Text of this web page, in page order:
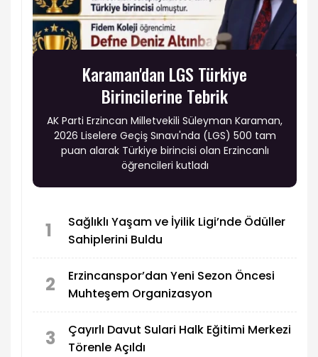
Karaman'dan LGS Türkiye
Birincilerine Tebrik
AK Parti Erzincan Milletvekili Süleyman Karaman,
2026 Liselere Geçiş Sınavı'nda (LGS) 500 tam
puan alarak Türkiye birincisi olan Erzincanlı
öğrencileri kutladı
1
Sağlıklı Yaşam ve İyilik Ligi’nde Ödüller
Sahiplerini Buldu
2
Erzincanspor’dan Yeni Sezon Öncesi
Muhteşem Organizasyon
3
Çayırlı Davut Sulari Halk Eğitimi Merkezi
Törenle Açıldı